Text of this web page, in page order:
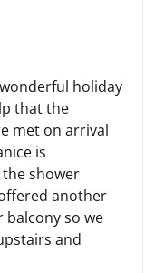
holiday
that the
met on arrival
is
shower
another
so we
and